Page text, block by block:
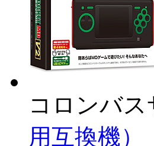
コロンバ
用互換機）